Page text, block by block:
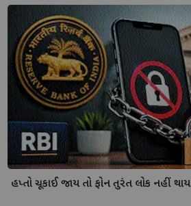
હપ્તો ચૂકાઈ જાય તો ફોન તુરંત લોક નહીં થાય